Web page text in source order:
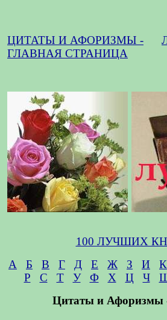
ЦИТАТЫ И АФОРИЗМЫ -
ГЛАВНАЯ СТРАНИЦА
100 ЛУЧШИХ
А
Б В Г Д Е Ж З И К
Р
С Т У Ф Х Ц Ч
Цитаты и